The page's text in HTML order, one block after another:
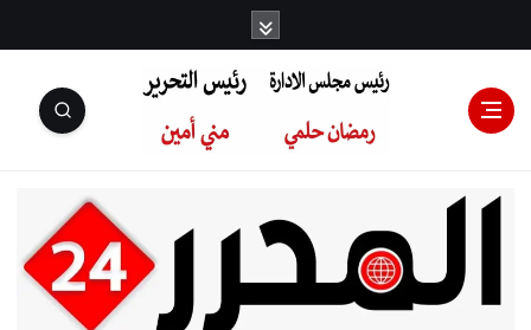
رئيس مجلس
الإدارة: رمضان